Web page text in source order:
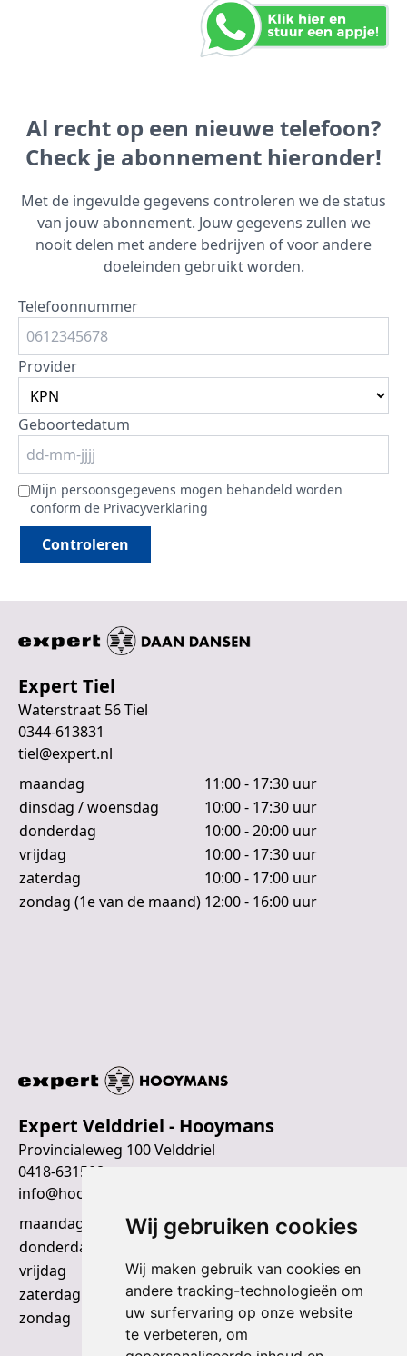
Wij gebruiken cookies
Wij maken gebruik van cookies en
andere tracking-technologieën om
uw surfervaring op onze website
te verbeteren, om
Al recht op een nieuwe telefoon?
Check je abonnement hieronder!
Met de ingevulde gegevens controleren we de status
van jouw abonnement. Jouw gegevens zullen we
nooit delen met andere bedrijven of voor andere
doeleinden gebruikt worden.
Telefoonnummer
Provider
Geboortedatum
Mijn persoonsgegevens mogen behandeld worden
conform de Privacyverklaring
Controleren
Expert Tiel
Waterstraat 56 Tiel
0344-613831
tiel@expert.nl
maandag
11:00 - 17:30 uur
dinsdag / woensdag
10:00 - 17:30 uur
donderdag
10:00 - 20:00 uur
vrijdag
10:00 - 17:30 uur
zaterdag
10:00 - 17:00 uur
zondag (1e van de maand) 12:00 - 16:00 uur
Expert Velddriel - Hooymans
Provincialeweg 100 Velddriel
0418-631508
info@hooymans.nl
maandag t/m woensdag
9:00 t/m 18:00 uur
donderdag
vrijdag
9:00 t/m 18:00 uur
zaterdag
9:00 t/m 17:00 uur
zondag
gesloten